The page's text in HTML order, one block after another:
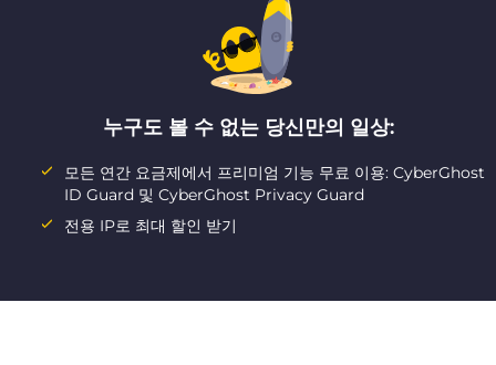
누구도 볼 수 없는 당신만의 일상:
모든 연간 요금제에서 프리미엄 기능 무료 이용: CyberGhost
ID Guard 및 CyberGhost Privacy Guard
전용 IP로 최대 할인 받기